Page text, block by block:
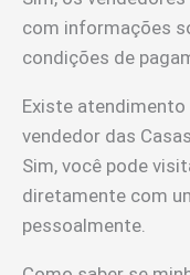
com informações
condições de
Existe
vendedor das
Sim, você pode
diretamente com
pessoalmente.